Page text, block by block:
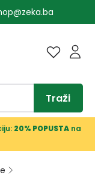
Traži
20% POPUSTAna